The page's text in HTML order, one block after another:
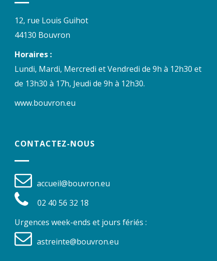
12, rue Louis Guihot
44130 Bouvron
Horaires :
Lundi, Mardi, Mercredi et Vendredi de 9h à 12h30 et
de 13h30 à 17h, Jeudi de 9h à 12h30.
www.bouvron.eu
CONTACTEZ-NOUS
accueil@bouvron.eu
02 40 56 32 18
Urgences week-ends et jours fériés :
astreinte@bouvron.eu